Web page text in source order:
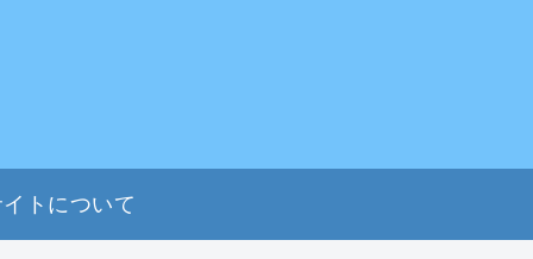
トについて